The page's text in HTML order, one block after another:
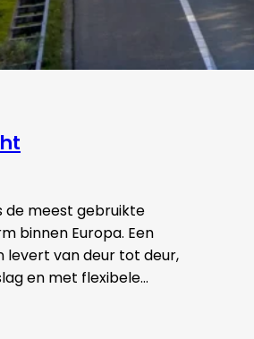
de meest gebruikte
binnen Europa. Een
levert van deur tot deur,
en met flexibele…